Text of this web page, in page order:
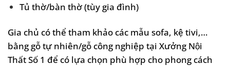
Tủ thờ/bàn thờ (tùy gia đình)
Gia chủ có thể tham khảo các mẫu sofa, kệ tivi,…
bằng gỗ tự nhiên/gỗ công nghiệp tại Xưởng Nội
Thất Số 1 để có lựa chọn phù hợp cho phong cách